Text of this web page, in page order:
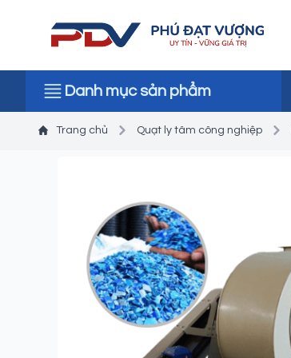
Danh mục sản phẩm
Trang chủ Quạt ly tâm công nghiệp